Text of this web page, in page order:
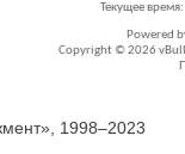
Текущее время:
Powered
Copyright © 2026
1998–2023